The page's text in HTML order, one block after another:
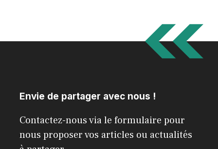
Envie de partager avec nous !
Contactez-nous via le formulaire pour
nous proposer vos articles ou actualités